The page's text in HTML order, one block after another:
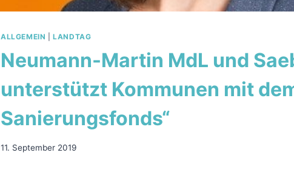
ALLGEMEIN |LANDTAG
Neumann-Martin MdL und
unterstützt Kommunen mit
Sanierungsfonds“
11. September 2019